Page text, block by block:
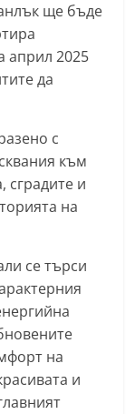
ще бъде
април 2025
да
с
към
сградите и
на
се търси
на
и